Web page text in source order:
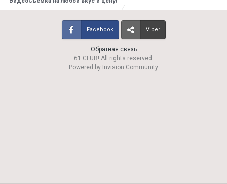
Обратная связь
Facebook Viber
61.CLUB! All rights reserved.
Powered by Invision Community